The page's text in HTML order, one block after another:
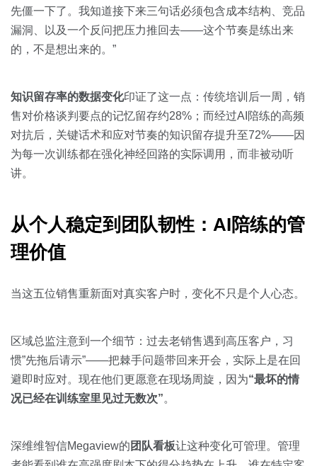
先僵一下了。我知道接下来三句话必须包含成本结构、竞品
漏洞、以及一个反问把压力推回去——这个节奏是练出来
的，不是想出来的。”
知识留存率的数据变化印证了这一点：传统培训后一周，销
售对价格谈判要点的记忆留存约28%；而经过AI陪练的高频
对抗后，关键话术和应对节奏的知识留存提升至72%——因
为每一次训练都在强化神经回路的实际调用，而非被动听
讲。
从个人稳定到团队韧性：AI陪练的管
理价值
当这五位销售重新面对真实客户时，变化不只是个人心态。
区域总监注意到一个细节：过去老销售遇到高压客户，习
惯”先拖后请示”——把棘手问题带回来开会，实际上是在回
避即时应对。现在他们更愿意在现场周旋，因为“最坏的情
况已经在训练室里见过无数次”。
深维维智信Megaview的 团队看板让这种变化可管理。管理